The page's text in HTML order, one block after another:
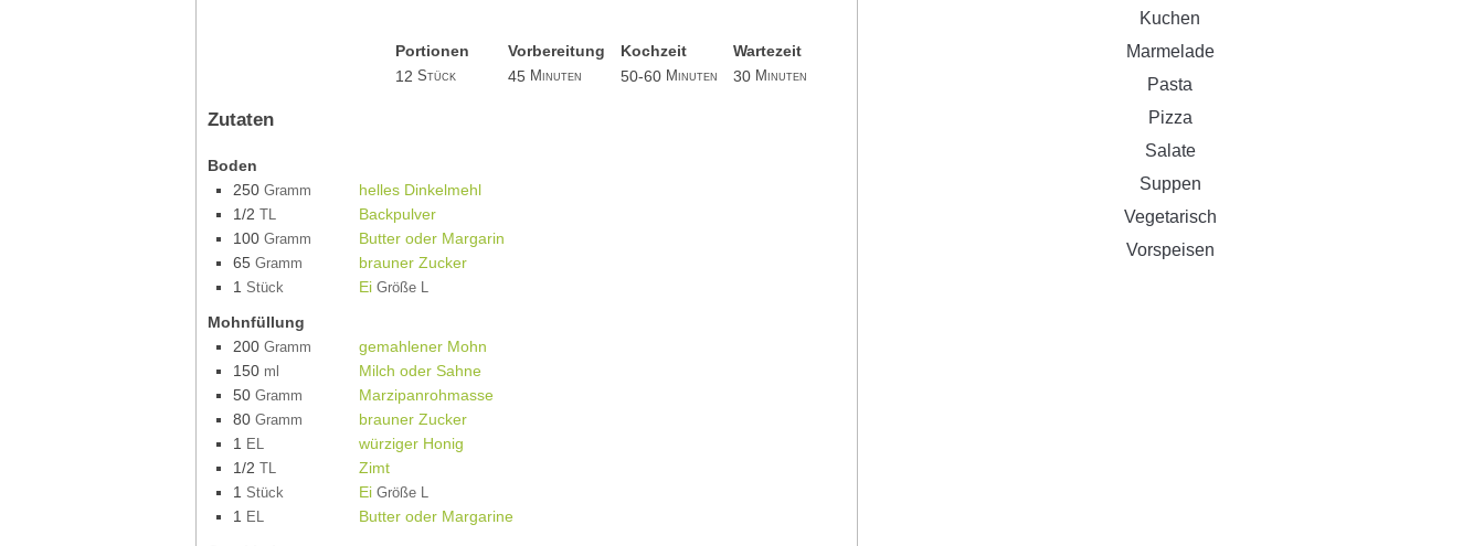
Portionen
Vorbereitung
12 Stück 45 Minuten
Kochzeit
Wartezeit
50-60 Minuten 30 Minuten
Zutaten
Boden
250 Gramm
helles Dinkelmehl
1/2
TL
Backpulver
100 Gramm
Butter oder Margarin
65 Gramm
brauner Zucker
1 Stück Ei Größe L
Mohnfüllung
200 Gramm
gemahlener Mohn
150 ml
Milch oder Sahne
50 Gramm
Marzipanrohmasse
80 Gramm
brauner Zucker
1
EL
würziger Honig
1/2
TL
Zimt
1 Stück Ei Größe L
1 EL
Butter oder Margarine
Kuchen
Marmelade
Pasta
Pizza
Salate
Suppen
Vegetarisch
Vorspeisen